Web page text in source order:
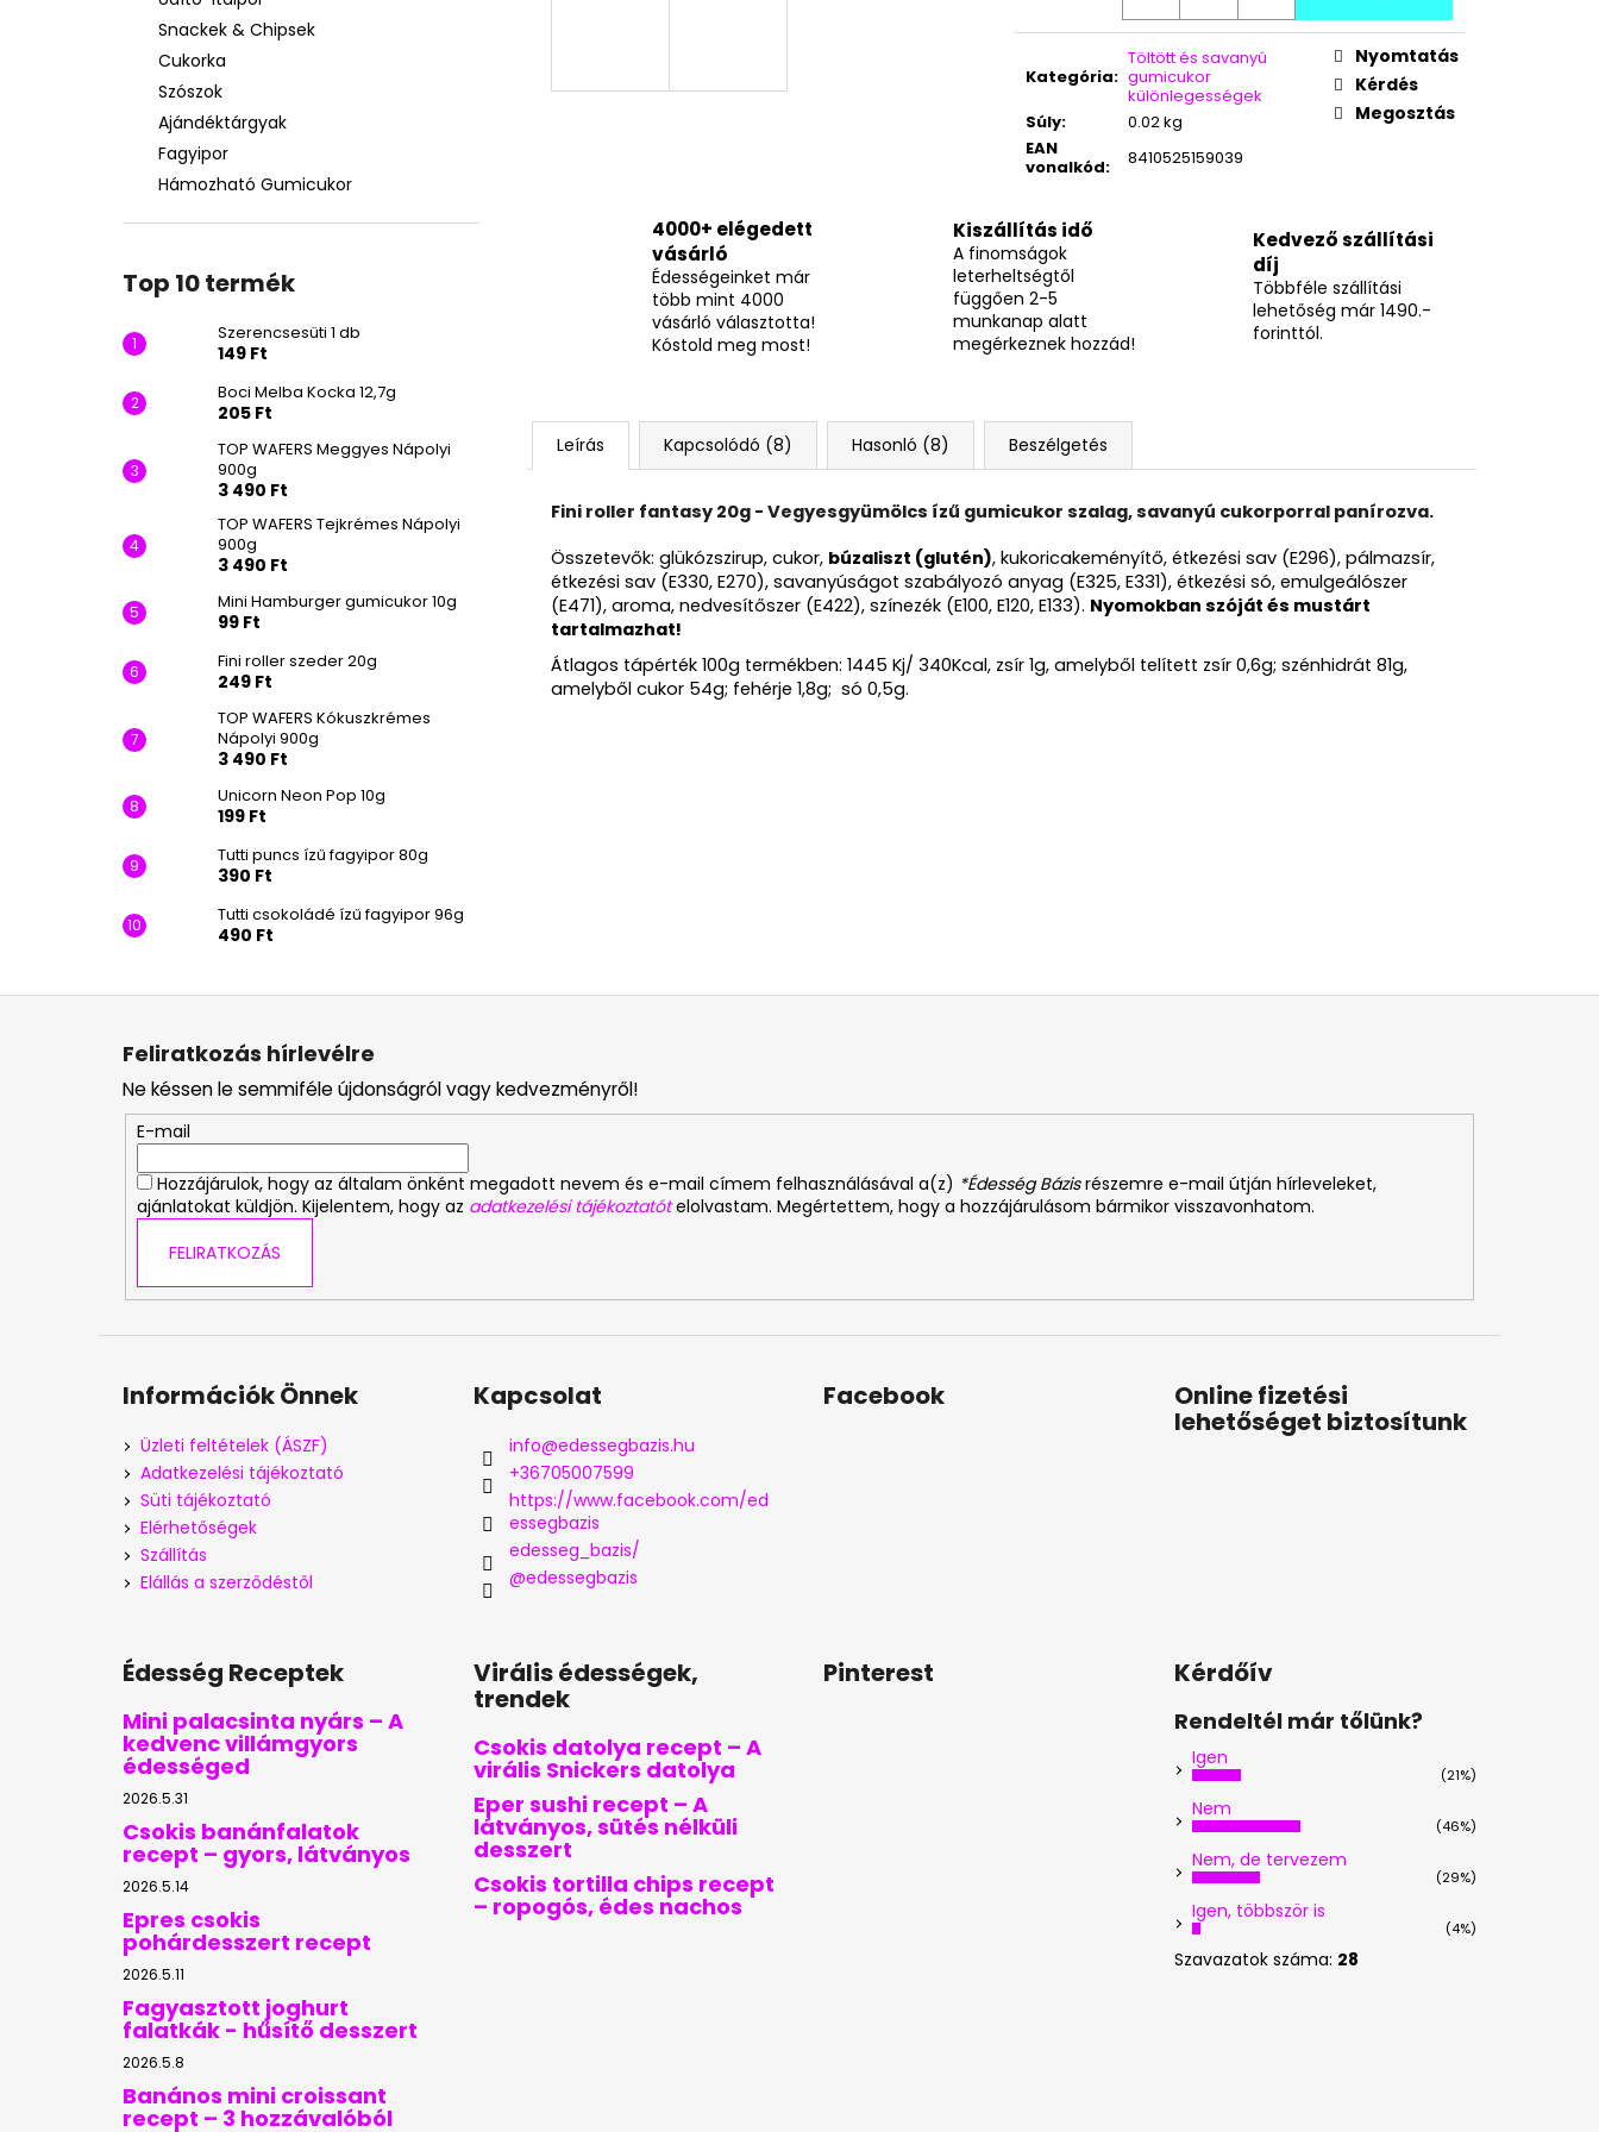
Snackek & Chipsek
Cukorka
Szószok
Ajándéktárgyak
Fagyipor
Hámozható Gumicukor
Top 10 termék
Szerencsesüti 1 db
149 Ft
Boci Melba Kocka 12,7g
205 Ft
TOP WAFERS Meggyes Nápolyi
900g
3 490 Ft
TOP WAFERS Tejkrémes Nápolyi
900g
3 490 Ft
Mini Hamburger gumicukor 10g
99 Ft
Fini roller szeder 20g
249 Ft
TOP WAFERS Kókuszkrémes
Nápolyi 900g
3 490 Ft
Unicorn Neon Pop 10g
199 Ft
Tutti puncs ízű fagyipor 80g
390 Ft
Tutti csokoládé ízű fagyipor 96g
490 Ft
Kategória:
Töltött és savanyú
gumicukor
különlegességek
Súly:
0.02 kg
EAN
vonalkód: 8410525159039
Nyomtatás
Kérdés
Megosztás
4000+ elégedett
vásárló
Édességeinket már
több mint 4000
vásárló választotta!
Kóstold meg most!
Kiszállítás idő
A finomságok
leterheltségtől
függően 2-5
munkanap alatt
megérkeznek hozzád!
Kedvező szállítási
díj
Többféle szállítási
lehetőség már 1490.-
forinttól.
Leírás Kapcsolódó (8) Hasonló (8) Beszélgetés
Fini roller fantasy 20g - Vegyesgyümölcs ízű gumicukor szalag, savanyú cukorporral panírozva.
Összetevők: glükózszirup, cukor, búzaliszt (glutén), kukoricakeményítő, étkezési sav (E296), pálmazsír,
étkezési sav (E330, E270), savanyúságot szabályozó anyag (E325, E331), étkezési só, emulgeálószer
(E471), aroma, nedvesítőszer (E422), színezék (E100, E120, E133). Nyomokban szóját és mustárt
tartalmazhat!
Átlagos tápérték 100g termékben: 1445 Kj/ 340Kcal, zsír 1g, amelyből telített zsír 0,6g; szénhidrát 81g,
amelyből cukor 54g; fehérje 1,8g; só 0,5g.
SZERENCSESÜTI 1 DB
149 Ft
TOP WAFERS MEGGYES NÁPOLYI 900G
L
Feliratkozás hírlevélre
Ne késsen le semmiféle újdonságról vagy kedvezményről!
E-mail
Hozzájárulok, hogy az általam önként megadott nevem és e-mail címem felhasználásával a(z) *Édesség Bázisrészemre e-mail útján hírleveleket,
ajánlatokat küldjön. Kijelentem, hogy az adatkezelési tájékoztatót elolvastam. Megértettem, hogy a hozzájárulásom bármikor visszavonhatom.
FELIRATKOZÁS
Információk Önnek
Üzleti feltételek (ÁSZF)
Adatkezelési tájékoztató
Süti tájékoztató
Elérhetőségek
Szállítás
Elállás a szerződéstől
Kapcsolat
info@edessegbazis.hu
+36705007599
https://www.facebook.com/ed
essegbazis
edesseg_bazis/
@edessegbazis
Facebook Online fizetési
lehetőséget biztosítunk
Édesség Receptek
Mini palacsinta nyárs – A
kedvenc villámgyors
édességed
2026.5.31
Csokis banánfalatok
recept – gyors, látványos
2026.5.14
Epres csokis
pohárdesszert recept
2026.5.11
Fagyasztott joghurt
falatkák - hűsítő desszert
2026.5.8
Banános mini croissant
recept – 3 hozzávalóból
Virális édességek,
trendek
Csokis datolya recept – A
virális Snickers datolya
Eper sushi recept – A
látványos, sütés nélküli
desszert
Csokis tortilla chips recept
– ropogós, édes nachos
Pinterest Kérdőív
Rendeltél már tőlünk?
Igen
(21%)
Nem
(46%)
Nem, de tervezem
(29%)
Igen, többször is
(4%)
Szavazatok száma: 28